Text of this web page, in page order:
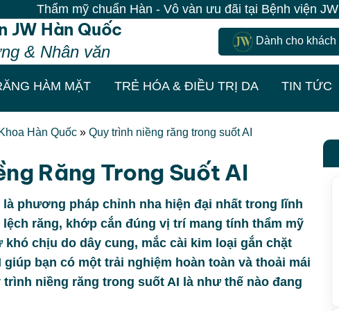
mỹ chuẩn Hàn - Vô vàn ưu đãi tại Bệnh viện JW| 100%
JW Hàn Quốc
& Nhân văn
Dành cho khách
HÀM MẶT TRẺ HÓA & ĐIỀU TRỊ DA TIN TỨC
Hàn Quốc » Quy trình niềng răng trong suốt AI
Răng Trong Suốt AI
phương pháp chỉnh nha hiện đại nhất trong lĩnh
răng, khớp cắn đúng vị trí mang tính thẩm mỹ
chịu do dây cung, mắc cài kim loại gắn chặt
bạn có một trải nghiệm hoàn toàn và thoải mái
niềng răng trong suốt AI là như thế nào đang